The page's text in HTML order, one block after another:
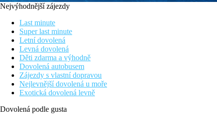
Nejvýhodnější zájezdy
Last minute
Super last minute
Letní dovolená
Levná dovolená
Děti zdarma a výhodně
Dovolená autobusem
Zájezdy s vlastní dopravou
Nejlevnější dovolená u moře
Exotická dovolená levně
Dovolená podle gusta